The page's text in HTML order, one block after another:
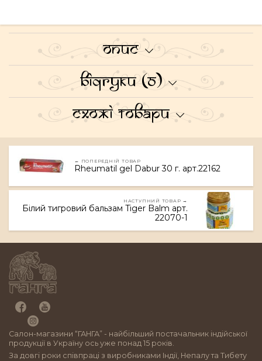
Опис
Відгуки (0)
Схожі товари
← ПОПЕРЕДНІЙ ТОВАР
Rheumatil gel Dabur 30 г. арт.22162
НАСТУПНИЙ ТОВАР →
Білий тигровий бальзам Tiger Balm арт.
22070-1
Салон-магазини “ГАНГА” - найбільший постачальник індійської
продукції в Україну ось уже понад 15 років.
За довгі роки співпраці з виробниками Індії, Непалу та Тибету